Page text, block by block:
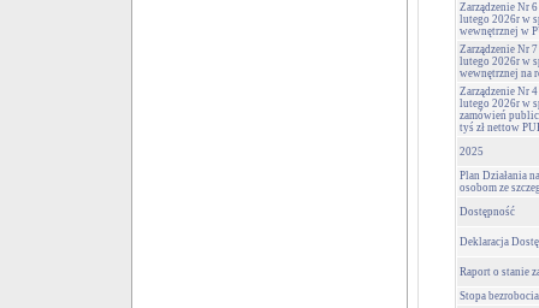
Zarządzenie Nr
lutego 2026r w
wewnętrznej w
Zarządzenie Nr
lutego 2026r w
wewnętrznej na
Zarządzenie Nr
lutego 2026r w
zamówień
tyś zł nettow
2025
Plan Działania
osobom ze
Dostępność
Deklaracja
Raport o stanie
Stopa bezrobocia